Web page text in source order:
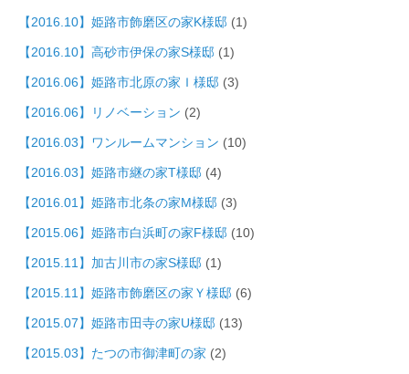
【2016.10】姫路市飾磨区の家K様邸 (1)
【2016.10】高砂市伊保の家S様邸 (1)
【2016.06】姫路市北原の家Ｉ様邸 (3)
【2016.06】リノベーション (2)
【2016.03】ワンルームマンション (10)
【2016.03】姫路市継の家T様邸 (4)
【2016.01】姫路市北条の家M様邸 (3)
【2015.06】姫路市白浜町の家F様邸 (10)
【2015.11】加古川市の家S様邸 (1)
【2015.11】姫路市飾磨区の家Ｙ様邸 (6)
【2015.07】姫路市田寺の家U様邸 (13)
【2015.03】たつの市御津町の家 (2)